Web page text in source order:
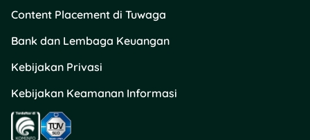
BPKB itu dokumen yang
penting banget. Tanpa
kendaraan kamu bakal
pasaran. Selain itu, cek
status gadai BPKB juga
perlu kamu lakukan saat
Content Placement di Tuwaga
Bank dan Lembaga Keuangan
Kebijakan Privasi
Kebijakan Keamanan Informasi